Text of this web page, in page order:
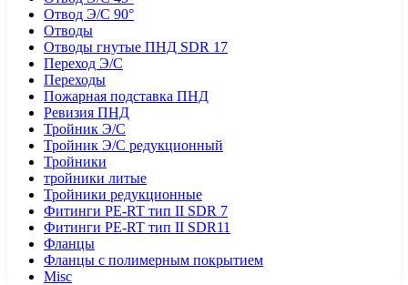
Отвод Э/С 90°
Отводы
Отводы гнутые ПНД SDR 17
Переход Э/С
Переходы
Пожарная подставка ПНД
Ревизия ПНД
Тройник Э/С
Тройник Э/С редукционный
Тройники
тройники литые
Тройники редукционные
Фитинги PE-RT тип II SDR 7
Фитинги PE-RT тип II SDR11
Фланцы
Фланцы с полимерным покрытием
Misc